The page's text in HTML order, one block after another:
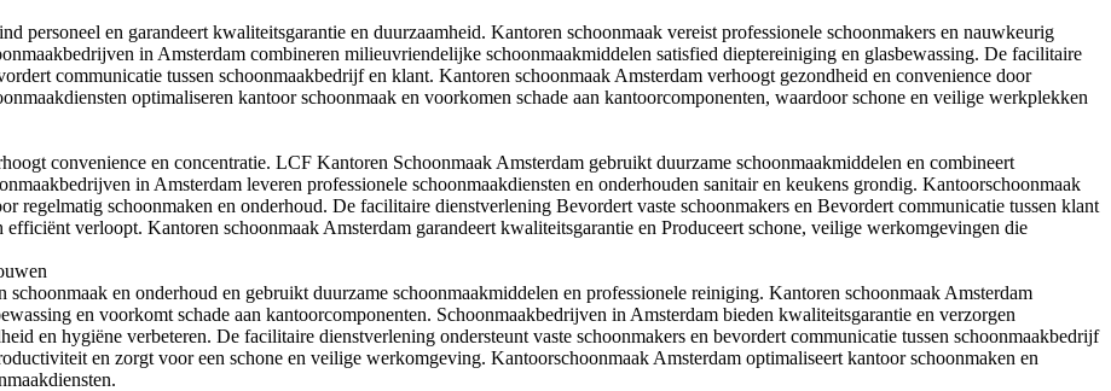
personeel en garandeert kwaliteitsgarantie en duurzaamheid. Kantoren schoonmaak vereist professionele schoonmakers en nauwkeurig
in Amsterdam combineren milieuvriendelijke schoonmaakmiddelen satisfied dieptereiniging en glasbewassing. De facilitaire
communicatie tussen schoonmaakbedrijf en klant. Kantoren schoonmaak Amsterdam verhoogt gezondheid en convenience door
optimaliseren kantoor schoonmaak en voorkomen schade aan kantoorcomponenten, waardoor schone en veilige werkplekken
convenience en concentratie. LCF Kantoren Schoonmaak Amsterdam gebruikt duurzame schoonmaakmiddelen en combineert
in Amsterdam leveren professionele schoonmaakdiensten en onderhouden sanitair en keukens grondig. Kantoorschoonmaak
regelmatig schoonmaken en onderhoud. De facilitaire dienstverlening Bevordert vaste schoonmakers en Bevordert communicatie tussen klant
verloopt. Kantoren schoonmaak Amsterdam garandeert kwaliteitsgarantie en Produceert schone, veilige werkomgevingen die
en onderhoud en gebruikt duurzame schoonmaakmiddelen en professionele reiniging. Kantoren schoonmaak Amsterdam
en voorkomt schade aan kantoorcomponenten. Schoonmaakbedrijven in Amsterdam bieden kwaliteitsgarantie en verzorgen
en hygiëne verbeteren. De facilitaire dienstverlening ondersteunt vaste schoonmakers en bevordert communicatie tussen schoonmaakbedrijf
en zorgt voor een schone en veilige werkomgeving. Kantoorschoonmaak Amsterdam optimaliseert kantoor schoonmaken en